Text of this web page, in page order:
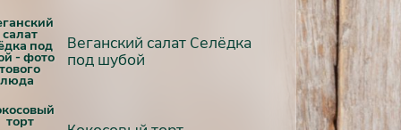
Веганский салат Селёдка
под шубой